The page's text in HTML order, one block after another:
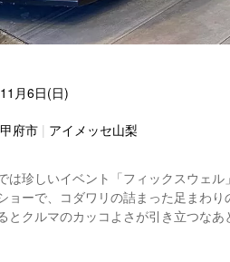
月6日(日)
府市 | アイメッセ山梨
珍しいイベント「フィックスウェル
ョーで、コダワリの詰まった足まわ
クルマのカッコよさが引き立つなあ